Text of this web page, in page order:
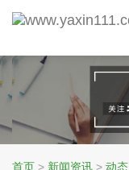
首页 > 新闻资讯 > 动态